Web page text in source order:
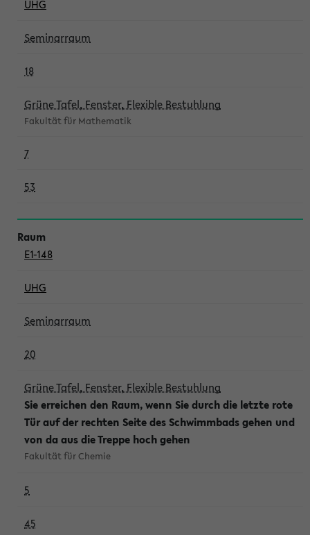
UHG
Seminarraum
18
Grüne Tafel, Fenster, Flexible Bestuhlung
Fakultät für Mathematik
7
53
E1-148
UHG
Seminarraum
20
Grüne Tafel, Fenster, Flexible Bestuhlung
Sie erreichen den Raum, wenn Sie durch die letzte rote
Tür auf der rechten Seite des Schwimmbads gehen und
von da aus die Treppe hoch gehen
Fakultät für Chemie
5
45